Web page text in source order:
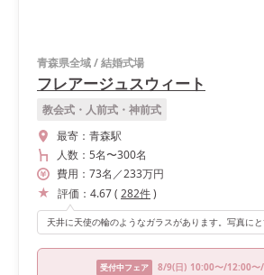
青森県全域/結婚式場
フレアージュスウィート
教会式・人前式・神前式
最寄： 青森駅
人数： 5名〜300名
費用： 73名 ／233万円
評価： 4.67( 282件)
受付中フェア 8/9(日) 10:00〜/12:00